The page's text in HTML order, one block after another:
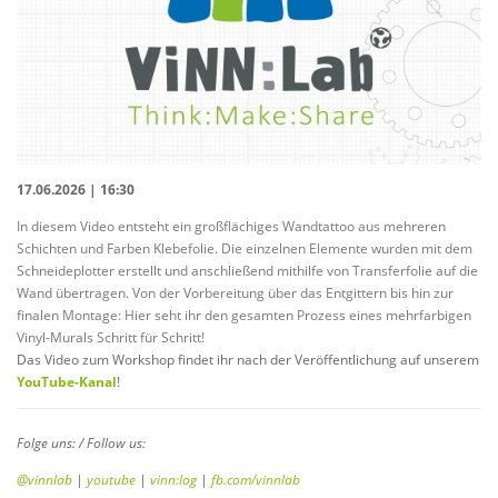
17.06.2026 | 16:30
In diesem Video entsteht ein großflächiges Wandtattoo aus mehreren
Schichten und Farben Klebefolie. Die einzelnen Elemente wurden mit dem
Schneideplotter erstellt und anschließend mithilfe von Transferfolie auf die
Wand übertragen. Von der Vorbereitung über das Entgittern bis hin zur
finalen Montage: Hier seht ihr den gesamten Prozess eines mehrfarbigen
Vinyl-Murals Schritt für Schritt!
Das Video zum Workshop findet ihr nach der Veröffentlichung auf unserem
YouTube-Kanal!
Folge uns: / Follow us:
@vinnlab | youtube | vinn:log | fb.com/vinnlab